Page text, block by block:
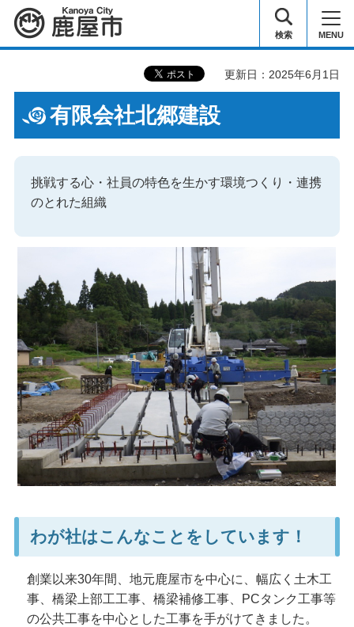
鹿屋市 検索 MENU
更新日：2025年6月1日
有限会社北郷建設
挑戦する心・社員の特色を生かす環境つくり・連携
のとれた組織
わが社はこんなことをしています！
創業以来30年間、地元鹿屋市を中心に、幅広く土木工
事、橋梁上部工工事、橋梁補修工事、PCタンク工事等
の公共工事を中心とした工事を手がけてきました。